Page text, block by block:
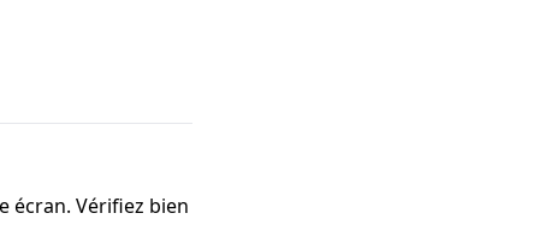
écran. Vérifiez bien